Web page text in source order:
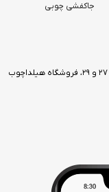
جاکفشی چوبی